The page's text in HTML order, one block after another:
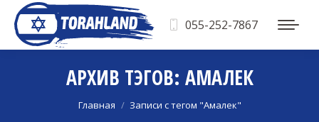
055-252-7867
АРХИВ ТЭГОВ: АМАЛЕК
Вы здесь:
Главная Записи с тегом "Амалек"